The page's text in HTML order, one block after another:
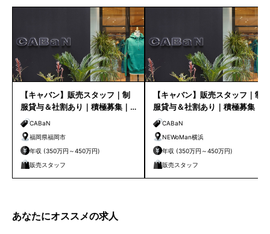
【キャバン】販売スタッフ｜制
服貸与＆社割あり｜積極募集｜
福岡店
CABaN
福岡県福岡市
年収 (350万円～450万円)
販売スタッフ
【キャバン】販売スタッフ｜制
服貸与＆社割あり｜積極募集｜
NEWoMan横浜
CABaN
NEWoMan横浜
年収 (350万円～450万円)
販売スタッフ
あなたにオススメの求人